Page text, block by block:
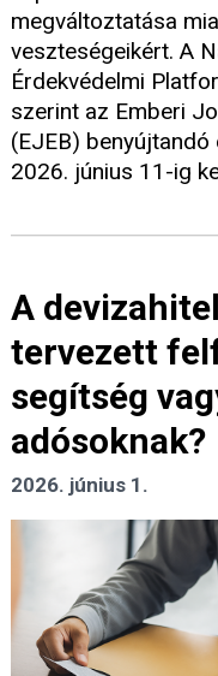
megváltoztatása
veszteségeikért. A
Érdekvédelmi
szerint az Emberi
(EJEB)
2026. június 11-ig
A
tervezett
segítség
adósoknak?
2026. június 1.